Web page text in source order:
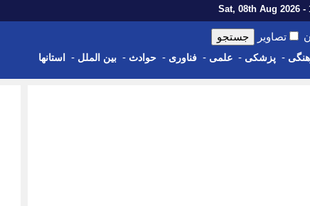
تصاویر
- پزشکی - علمی - فناوری - حوادث - بین الملل - استانها